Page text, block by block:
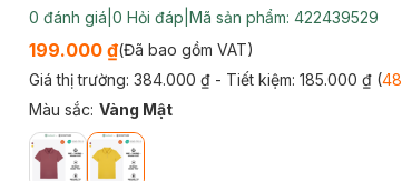
0 đánh giá 0 Hỏi đáp Mã sản phẩm: 422439529
199.000 ₫(Đã bao gồm VAT)
Giá thị trường: 384.000 ₫ - Tiết kiệm: 185.000 ₫(48
Màu sắc: Vàng Mật